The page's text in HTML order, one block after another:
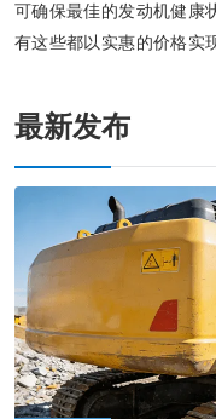
可确保最佳的发动机健康
有这些都以实惠的价格实
最新发布